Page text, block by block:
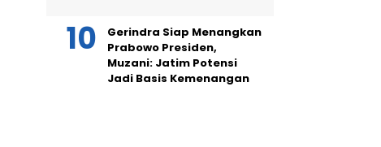
Gerindra Siap Menangkan
Prabowo Presiden,
Muzani: Jatim Potensi
Jadi Basis Kemenangan